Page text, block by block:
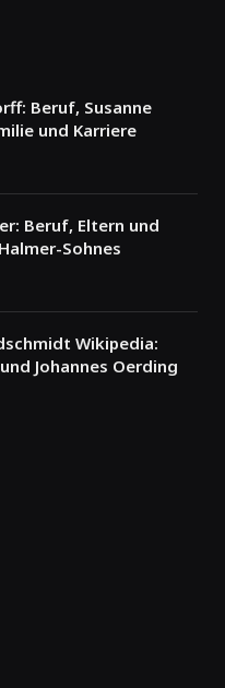
Beruf, Susanne
und Karriere
Beruf, Eltern und
Sohnes
Wikipedia:
Johannes Oerding